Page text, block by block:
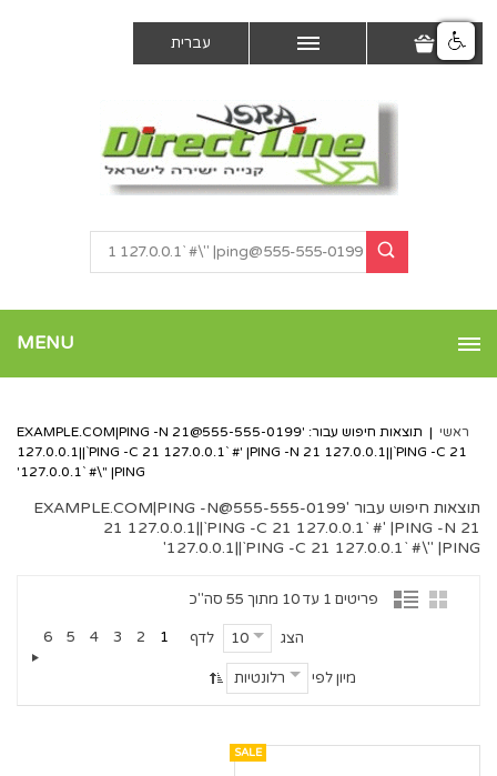
עברית
MENU
ראשי | תוצאות חיפוש עבור: '555-555-0199@EXAMPLE.COM
|PING -N 21
127.0.0.1||`PING -C 21 127.0.0.1` #' |PING -N 21 127.0.0.1||`PING -C 21
127.0.0.1` #\" |PING'
תוצאות חיפוש עבור '555-555-0199@EXAMPLE.COM
|PING -N
21 127.0.0.1||`PING -C 21 127.0.0.1` #' |PING -N 21
127.0.0.1||`PING -C 21 127.0.0.1` #\" |PING'
פריטים 1 עד 10 מתוך 55 סה"כ
1
2
3
4
5
6 הצג 10 לדף
מיון לפי רלונטיות
SALE